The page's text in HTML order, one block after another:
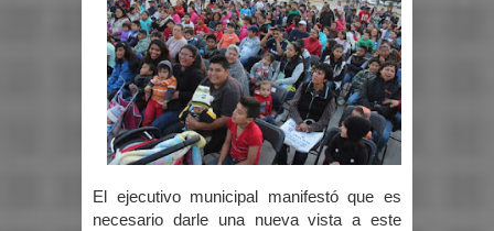
El ejecutivo municipal manifestó que es
necesario darle una nueva vista a este